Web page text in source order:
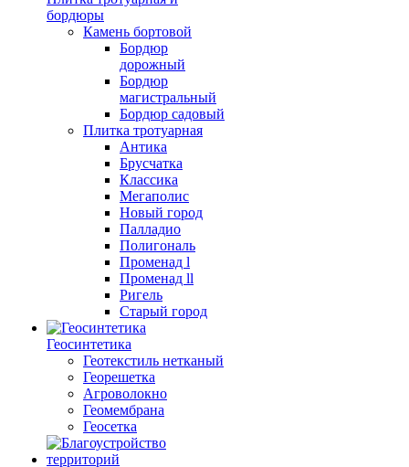
бордюры
Камень бортовой
Бордюр
дорожный
Бордюр
магистральный
Бордюр садовый
Плитка тротуарная
Антика
Брусчатка
Классика
Мегаполис
Новый город
Палладио
Полигональ
Променад l
Променад ll
Ригель
Старый город
Геосинтетика
Геотекстиль нетканый
Георешетка
Агроволокно
Геомембрана
Геосетка